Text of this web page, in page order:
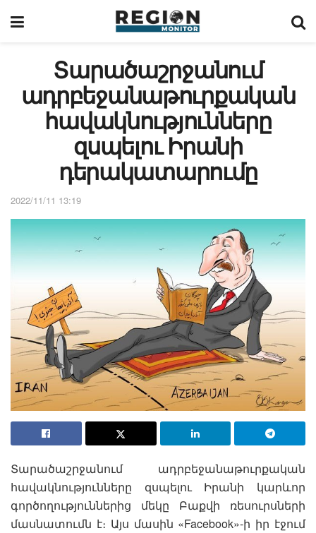
Տարածաշրջանում
ադրբեջանաթուրքական
հավակնությունները
զսպելու Իրանի
դերակատարումը
2022/11/11 13:19
Տարածաշրջանում ադրբեջանաթուրքական
հավակնությունները զսպելու Իրանի կարևոր
գործողություններից մեկը Բաքվի ռեսուրսների
մասնատումն է։ Այս մասին «Facebook»-ի իր էջում